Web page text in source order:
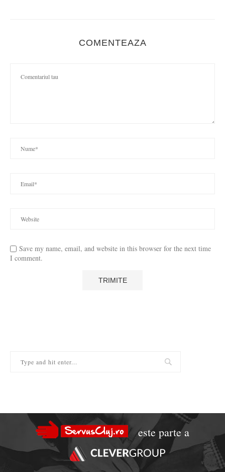
COMENTEAZA
Save my name, email, and website in this browser for the next time
I comment.
este parte a